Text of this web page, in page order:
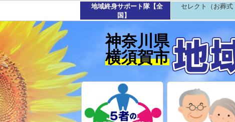
地域終身サポート隊【全
国】
セレクト（お葬
神奈川県
横須賀市